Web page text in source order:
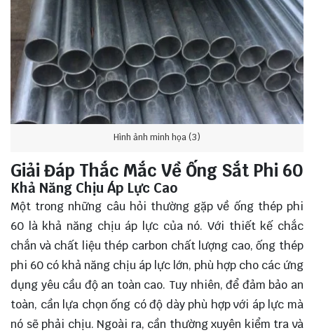
Hình ảnh minh họa (3)
Giải Đáp Thắc Mắc Về Ống Sắt Phi 60
Khả Năng Chịu Áp Lực Cao
Một trong những câu hỏi thường gặp về ống thép phi
60 là khả năng chịu áp lực của nó. Với thiết kế chắc
chắn và chất liệu thép carbon chất lượng cao, ống thép
phi 60 có khả năng chịu áp lực lớn, phù hợp cho các ứng
dụng yêu cầu độ an toàn cao. Tuy nhiên, để đảm bảo an
toàn, cần lựa chọn ống có độ dày phù hợp với áp lực mà
nó sẽ phải chịu. Ngoài ra, cần thường xuyên kiểm tra và